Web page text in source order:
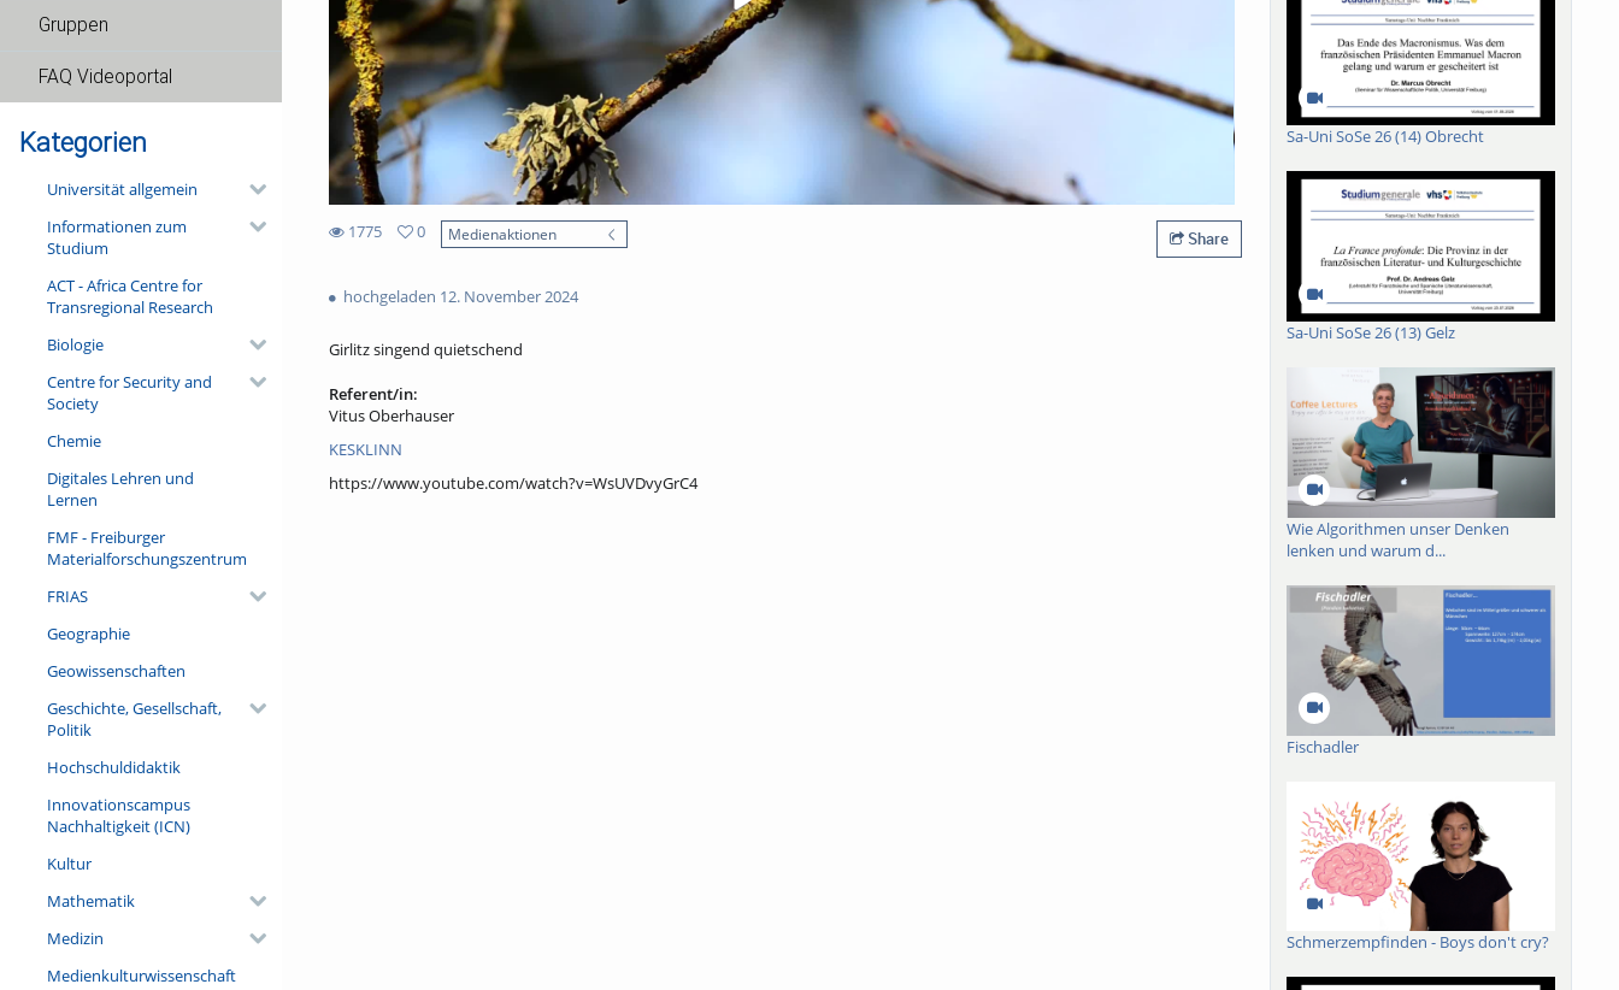
Gruppen
FAQ Videoportal
Kategorien
Universität allgemein
Informationen zum
Studium
ACT - Africa Centre for
Transregional Research
Biologie
Centre for Security and
Society
Chemie
Digitales Lehren und
Lernen
FMF - Freiburger
Materialforschungszentrum
FRIAS
Geographie
Geowissenschaften
Geschichte, Gesellschaft,
Politik
Hochschuldidaktik
Innovationscampus
Nachhaltigkeit (ICN)
Kultur
Mathematik
Medizin
Medienkulturwissenschaft
1775
views
0
Medienaktionen Share
hochgeladen 12. November 2024
Girlitz singend quietschend
Referent/in:
Vitus Oberhauser
KESKLINN
https://www.youtube.com/watch?v=WsUVDvyGrC4
Sa-Uni SoSe 26 (14) Obrecht
Sa-Uni SoSe 26 (13) Gelz
Wie Algorithmen unser Denken
lenken und warum d...
Fischadler
Schmerzempfinden - Boys don't cry?